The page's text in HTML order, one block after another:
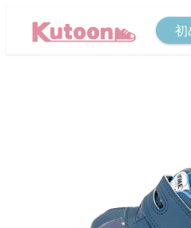
初